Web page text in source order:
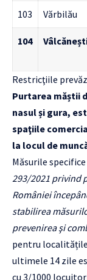
103 Vărbilău
104
Restricţiile
Purtarea măștii
nasul și gura,
spaţiile
la locul de
Măsurile
293/2021 privind
României
stabilirea
prevenirea şi
pentru
ultimele 14 zile
cu 3/1000